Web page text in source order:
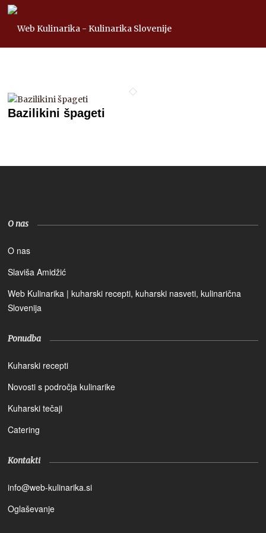
Bazilikini špageti
O nas
O nas
Slaviša Amidžić
Web Kulinarika | kuharski recepti, kuharski nasveti, kulinarična
Slovenija
Ponudba
Kuharski recepti
Novosti s področja kulinarike
Kuharski tečaji
Catering
Kontakti
info@web-kulinarika.si
Oglaševanje